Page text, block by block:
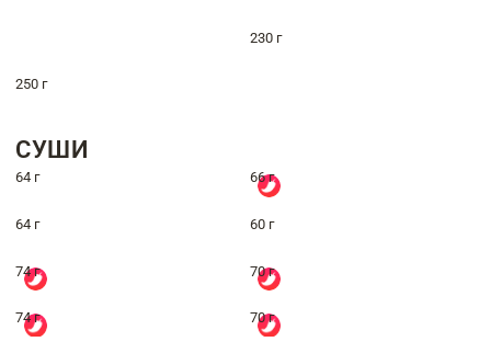
230 г
250 г
СУШИ
64 г 66 г
64 г 60 г
74 г 70 г
74 г 70 г